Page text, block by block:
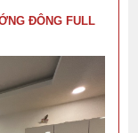
ĐÔNG FULL